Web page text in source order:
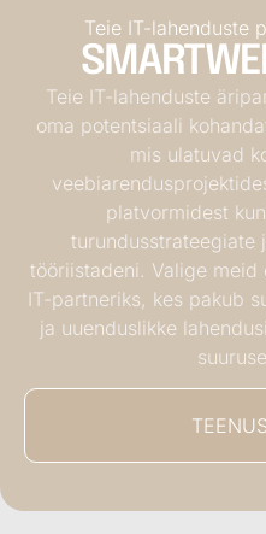
Teie IT-lahenduste
Teie IT-lahenduste
oma potentsiaali
mis ulatuvad
platvormidest
turundusstrateegiate
tööriistadeni. Valige meid
IT-partneriks, kes pakub
ja uuenduslikke